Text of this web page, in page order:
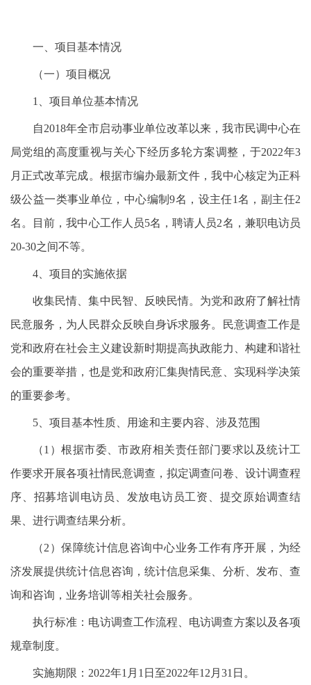
一、项目基本情况
（一）项目概况
1、项目单位基本情况
自2018年全市启动事业单位改革以来，我市民调中心在
局党组的高度重视与关心下经历多轮方案调整，于2022年3
月正式改革完成。根据市编办最新文件，我中心核定为正科
级公益一类事业单位，中心编制9名，设主任1名，副主任2
名。目前，我中心工作人员5名，聘请人员2名，兼职电访员
20-30之间不等。
4、项目的实施依据
收集民情、集中民智、反映民情。为党和政府了解社情
民意服务，为人民群众反映自身诉求服务。民意调查工作是
党和政府在社会主义建设新时期提高执政能力、构建和谐社
会的重要举措，也是党和政府汇集舆情民意、实现科学决策
的重要参考。
5、项目基本性质、用途和主要内容、涉及范围
（1）根据市委、市政府相关责任部门要求以及统计工
作要求开展各项社情民意调查，拟定调查问卷、设计调查程
序、招募培训电访员、发放电访员工资、提交原始调查结
果、进行调查结果分析。
（2）保障统计信息咨询中心业务工作有序开展，为经
济发展提供统计信息咨询，统计信息采集、分析、发布、查
询和咨询，业务培训等相关社会服务。
执行标准：电访调查工作流程、电访调查方案以及各项
规章制度。
实施期限：2022年1月1日至2022年12月31日。